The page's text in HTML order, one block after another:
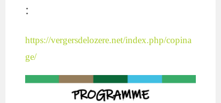
:
https://vergersdelozere.net/index.php/copina
ge/